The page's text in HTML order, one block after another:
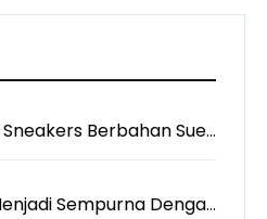
Cara Mencuci Sneakers Berbahan Suede: Aman Tanpa Merusak Tekstur
Latihan Golf Menjadi Sempurna Dengan Kith x TaylorMade x Perfect Practice Putting Mat